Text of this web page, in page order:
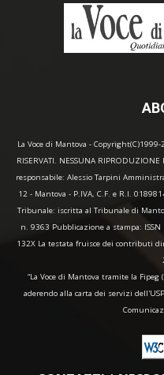
La Voce di Mantova - Copyright(C)1999-
RISERVATI. NESSUNA
responsabile: Alessio Tarpini
12 - Mantova - P.IVA, C.F. e R.I.
Tribunale: iscritta al Tribunale di
n. 9363 Pubblicazione a stampa:
132X La testata fruisce dei contributi
“La Voce di Mantova tramite la
aderendo alla carta dei servizi